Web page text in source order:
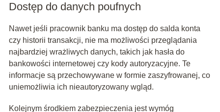
Dostęp do danych poufnych
Nawet jeśli pracownik banku ma dostęp do salda konta
czy historii transakcji, nie ma możliwości przeglądania
najbardziej wrażliwych danych, takich jak hasła do
bankowości internetowej czy kody autoryzacyjne. Te
informacje są przechowywane w formie zaszyfrowanej, co
uniemożliwia ich nieautoryzowany wgląd.
Kolejnym środkiem zabezpieczenia jest wymóg